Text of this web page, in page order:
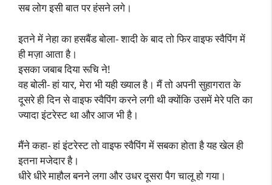
सब लोग इसी बात पर हंसने लगे।
इतने में नेहा का हसबैंड बोला- शादी के बाद तो फिर वाइफ स्वैपिंग में
ही मज़ा आता है।
इसका जबाब दिया रूचि ने!
वह बोली- हां यार, मेरा भी यही ख्याल है। मैं तो अपनी सुहागरात के
दूसरे ही दिन से वाइफ स्वैपिंग करने लगी थी क्योंकि उसमें मेरे पति का
ज्यादा इंटरेस्ट था और आज भी है।
मैंने कहा- हां इंटरेस्ट तो वाइफ स्वैपिंग में सबका होता है यह खेल ही
इतना मजेदार है।
धीरे धीरे माहौल बनने लगा और उधर दूसरा पैग चालू हो गया।